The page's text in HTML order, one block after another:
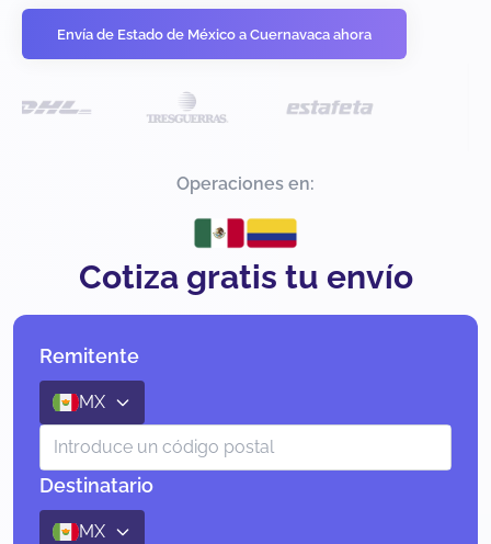
Envía de Estado de México a Cuernavaca ahora
Operaciones en:
Cotiza gratis tu envío
Remitente
MX
Destinatario
MX